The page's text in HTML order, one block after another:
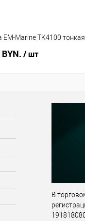
EM-Marine TK4100
/ шт
В